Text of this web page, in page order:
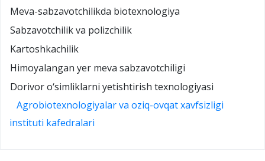
Meva-sabzavotchilikda biotexnologiya
Sabzavotchilik va polizchilik
Kartoshkachilik
Himoyalangan yer meva sabzavotchiligi
Dorivor o‘simliklarni yetishtirish texnologiyasi
Agrobiotexnologiyalar va oziq-ovqat xavfsizligi
instituti kafedralari